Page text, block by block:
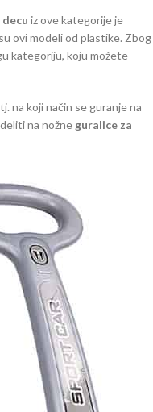
iz ove kategorije je
ovi modeli od plastike. Zbog
kategoriju, koju možete
na koji način se guranje na
na nožne guralice za